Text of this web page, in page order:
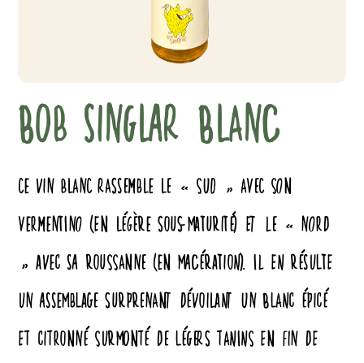
BOB SINGLAR BLANC
CE VIN BLANC RASSEMBLE LE « SUD » AVEC SON
VERMENTINO (EN LÉGÈRE SOUS-MATURITÉ) ET LE « NORD
» AVEC SA ROUSSANNE (EN MACÉRATION). IL EN RÉSULTE
UN ASSEMBLAGE SURPRENANT DÉVOILANT UN BLANC ÉPICÉ
ET CITRONNÉ SURMONTÉ DE LÉGERS TANINS EN FIN DE